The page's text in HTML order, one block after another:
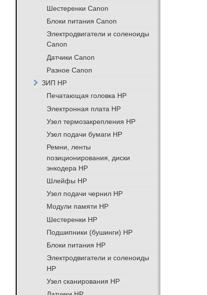
Шестеренки Canon
Блоки питания Canon
Электродвигатели и соленоиды
Canon
Датчики Canon
Разное Canon
ЗИП HP
Печатающая головка HP
Электронная плата HP
Узел термозакрепления HP
Узел подачи бумаги HP
Ремни, ленты
позиционирования, диски
энкодера HP
Шлейфы HP
Узел подачи чернил HP
Модули памяти HP
Шестеренки HP
Подшипники (бушинги) HP
Блоки питания HP
Электродвигатели и соленоиды
HP
Узел сканирования HP